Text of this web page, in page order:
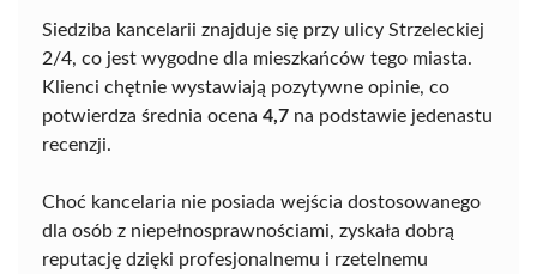
Siedziba kancelarii znajduje się przy ulicy Strzeleckiej
2/4, co jest wygodne dla mieszkańców tego miasta.
Klienci chętnie wystawiają pozytywne opinie, co
potwierdza średnia ocena 4,7 na podstawie jedenastu
recenzji.
Choć kancelaria nie posiada wejścia dostosowanego
dla osób z niepełnosprawnościami, zyskała dobrą
reputację dzięki profesjonalnemu i rzetelnemu